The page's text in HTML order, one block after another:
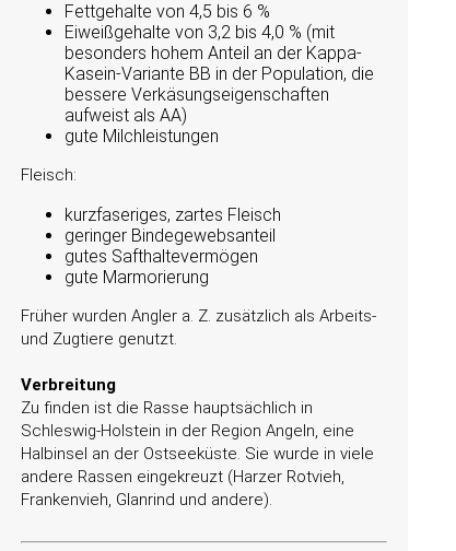
Fettgehalte von 4,5 bis 6 %
Eiweißgehalte von 3,2 bis 4,0 % (mit
besonders hohem Anteil an der Kappa-
Kasein-Variante BB in der Population, die
bessere Verkäsungseigenschaften
aufweist als AA)
gute Milchleistungen
Fleisch:
kurzfaseriges, zartes Fleisch
geringer Bindegewebsanteil
gutes Safthaltevermögen
gute Marmorierung
Früher wurden Angler a. Z. zusätzlich als Arbeits-
und Zugtiere genutzt.
Verbreitung
Zu finden ist die Rasse hauptsächlich in
Schleswig-Holstein in der Region Angeln, eine
Halbinsel an der Ostseeküste. Sie wurde in viele
andere Rassen eingekreuzt (Harzer Rotvieh,
Frankenvieh, Glanrind und andere).